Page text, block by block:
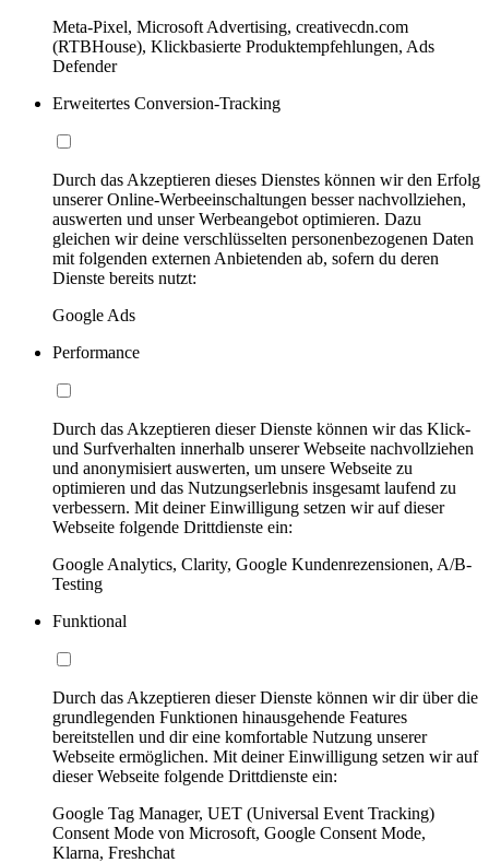
Meta-Pixel, Microsoft Advertising, creativecdn.com
(RTBHouse), Klickbasierte Produktempfehlungen, Ads
Defender
Erweitertes Conversion-Tracking
Durch das Akzeptieren dieses Dienstes können wir den Erfolg
unserer Online-Werbeeinschaltungen besser nachvollziehen,
auswerten und unser Werbeangebot optimieren. Dazu
gleichen wir deine verschlüsselten personenbezogenen Daten
mit folgenden externen Anbietenden ab, sofern du deren
Dienste bereits nutzt:
Google Ads
Performance
Durch das Akzeptieren dieser Dienste können wir das Klick-
und Surfverhalten innerhalb unserer Webseite nachvollziehen
und anonymisiert auswerten, um unsere Webseite zu
optimieren und das Nutzungserlebnis insgesamt laufend zu
verbessern. Mit deiner Einwilligung setzen wir auf dieser
Webseite folgende Drittdienste ein:
Google Analytics, Clarity, Google Kundenrezensionen, A/B-
Testing
Funktional
Durch das Akzeptieren dieser Dienste können wir dir über die
grundlegenden Funktionen hinausgehende Features
bereitstellen und dir eine komfortable Nutzung unserer
Webseite ermöglichen. Mit deiner Einwilligung setzen wir auf
dieser Webseite folgende Drittdienste ein:
Google Tag Manager, UET (Universal Event Tracking)
Consent Mode von Microsoft, Google Consent Mode,
Klarna, Freshchat